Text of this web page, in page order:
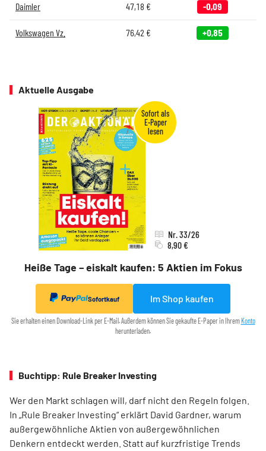
Daimler 47,18 € -0,09
Volkswagen Vz. 76,42 € +0,85
Aktuelle Ausgabe
Heiße Tage – eiskalt kaufen: 5 Aktien im Fokus
Nr. 33/26
8,90 €
Sofortkauf Im Shop kaufen
Sie erhalten einen Download-Link per E-Mail. Außerdem können Sie gekaufte E-Paper in Ihrem Konto
herunterladen.
Buchtipp: Rule Breaker Investing
Wer den Markt schlagen will, darf nicht den Regeln folgen.
In „Rule Breaker Investing“ erklärt David Gardner, warum
außergewöhnliche Aktien von außer­gewöhnlichen
Denkern entdeckt werden. Statt auf kurzfristige Trends